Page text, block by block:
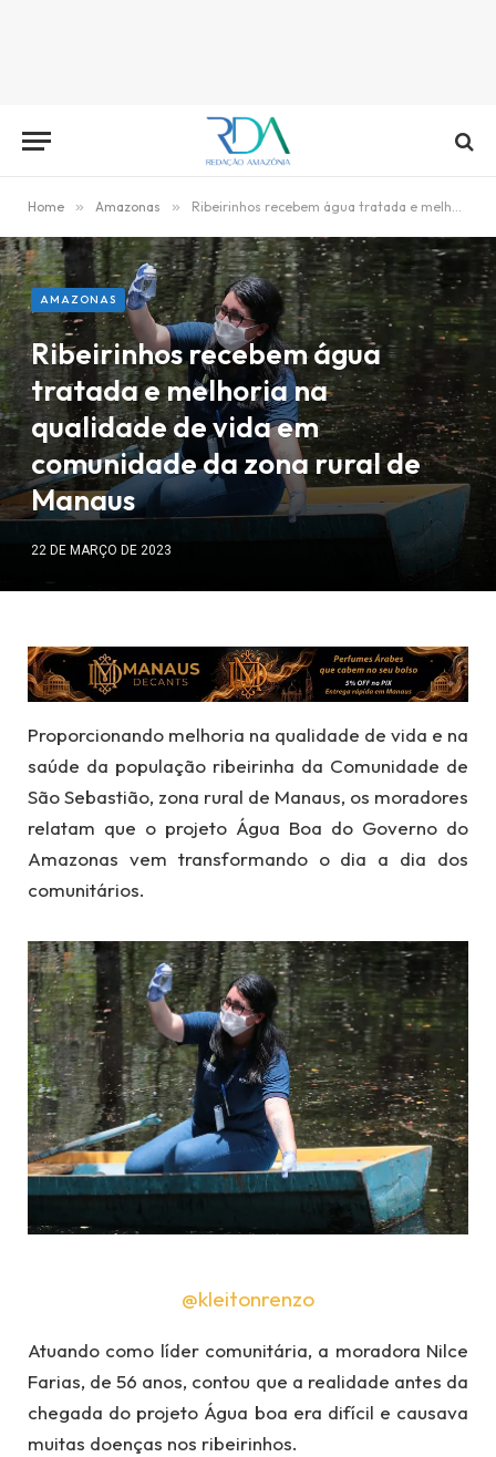
Home » Amazonas » Ribeirinhos recebem água tratada e melhoria na qualidade de vida em comunidade da zona rural de Manaus
AMAZONAS
Ribeirinhos recebem água
tratada e melhoria na
qualidade de vida em
comunidade da zona rural de
Manaus
22 DE MARÇO DE 2023
Proporcionando melhoria na qualidade de vida e na
saúde da população ribeirinha da Comunidade de
São Sebastião, zona rural de Manaus, os moradores
relatam que o projeto Água Boa do Governo do
Amazonas vem transformando o dia a dia dos
comunitários.
@kleitonrenzo
Atuando como líder comunitária, a moradora Nilce
Farias, de 56 anos, contou que a realidade antes da
chegada do projeto Água boa era difícil e causava
muitas doenças nos ribeirinhos.